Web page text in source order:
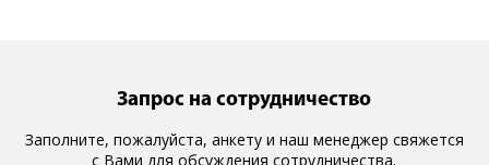
Запрос на сотрудничество
Заполните, пожалуйста, анкету и наш менеджер свяжется
с Вами для обсуждения сотрудничества.